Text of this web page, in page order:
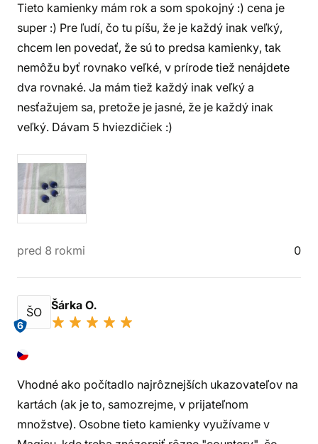
Tieto kamienky mám rok a som spokojný :) cena je
super :) Pre ľudí, čo tu píšu, že je každý inak veľký,
chcem len povedať, že sú to predsa kamienky, tak
nemôžu byť rovnako veľké, v prírode tiež nenájdete
dva rovnaké. Ja mám tiež každý inak veľký a
nesťažujem sa, pretože je jasné, že je každý inak
veľký. Dávam 5 hviezdičiek :)
pred 8 rokmi 0
ŠO
6
Šárka O.
Vhodné ako počítadlo najrôznejších ukazovateľov na
kartách (ak je to, samozrejme, v prijateľnom
množstve). Osobne tieto kamienky využívame v